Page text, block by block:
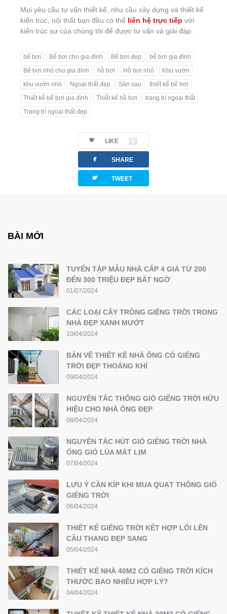
Mọi yêu cầu tư vấn thiết kế, nhu cầu xây dựng và thiết kế
kiến trúc, nội thất bạn đều có thể liên hệ trực tiếp với
kiến trúc sư của chúng tôi để được tư vấn và giải đáp.
bể bơi Bể bơi cho gia đình Bể bơi đẹp
bể bơi gia đình
Bể bơi nhỏ cho gia đình
hồ bơi Hồ bơi nhỏ
Khu vườn
khu vườn nhỏ
Ngoại thất đẹp Sân sau
thiết kế bể bơi
Thiết kế bể bơi gia đình
Thiết kế hồ bơi
trang trí ngoại thất
Trang trí ngoại thất đẹp
LIKE 0
facebook SHARE
twitterbird TWEET
BÀI MỚI
TUYỂN TẬP MẪU NHÀ CẤP 4 GIÁ TỪ 200
ĐẾN 300 TRIỆU ĐẸP BẤT NGỜ
01/07/2024
CÁC LOẠI CÂY TRỒNG GIẾNG TRỜI TRONG
NHÀ ĐẸP XANH MƯỚT
10/04/2024
BẢN VẼ THIẾT KẾ NHÀ ỐNG CÓ GIẾNG
TRỜI ĐẸP THOÁNG KHÍ
09/04/2024
NGUYÊN TẮC THÔNG GIÓ GIẾNG TRỜI HỮU
HIỆU CHO NHÀ ỐNG ĐẸP
08/04/2024
NGUYÊN TẮC HÚT GIÓ GIẾNG TRỜI NHÀ
ỐNG GIÓ LÙA MÁT LỊM
07/04/2024
LƯU Ý CẦN KÍP KHI MUA QUẠT THÔNG GIÓ
GIẾNG TRỜI
06/04/2024
THIẾT KẾ GIẾNG TRỜI KẾT HỢP LỐI LÊN
CẦU THANG ĐẸP SANG
05/04/2024
THIẾT KẾ NHÀ 40M2 CÓ GIẾNG TRỜI KÍCH
THƯỚC BAO NHIÊU HỢP LÝ?
04/04/2024